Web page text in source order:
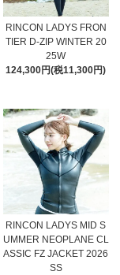
RINCON LADYS FRON
TIER D-ZIP WINTER 20
25W
124,300円(税11,300円)
RINCON LADYS MID S
UMMER NEOPLANE CL
ASSIC FZ JACKET 2026
SS